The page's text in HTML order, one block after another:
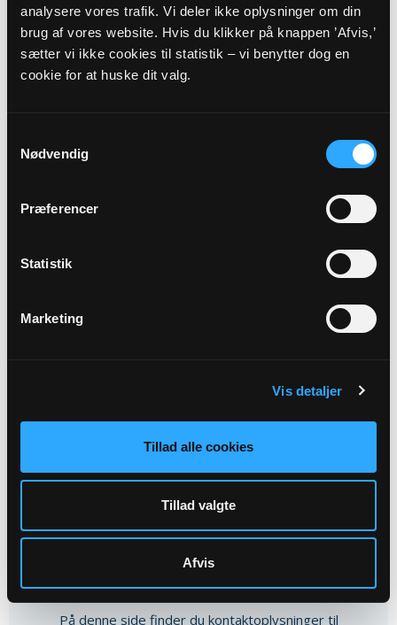
analysere vores trafik. Vi deler ikke oplysninger om din
brug af vores website. Hvis du klikker på knappen ’Afvis,’
sætter vi ikke cookies til statistik – vi benytter dog en
cookie for at huske dit valg.
Nødvendig
Præferencer
Statistik
Marketing
Vis detaljer
Tillad alle cookies
Tillad valgte
Afvis
Uggerslev Kirke, kl. 09:00
Johannes Lysebjerg Nissen
30
Der er ingen forestående arrangementer indtastet.
Andet indhold
På denne side finder du kontaktoplysninger til